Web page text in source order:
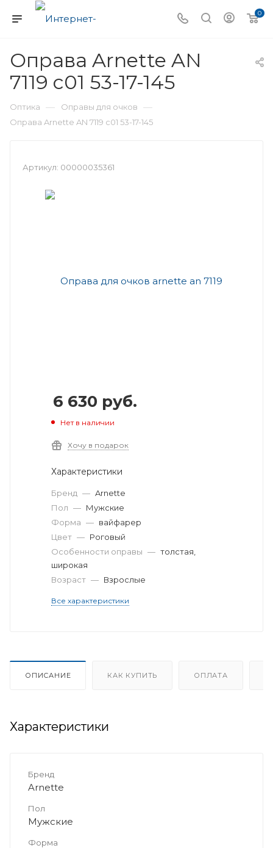
0
Оправа Arnette AN
7119 c01 53-17-145
Оптика — Оправы для очков —
Оправа Arnette AN 7119 c01 53-17-145
Артикул: 00000035361
6 630 руб.
Нет в наличии
Хочу в подарок
Характеристики
Бренд — Arnette
Пол — Мужские
Форма — вайфарер
Цвет — Роговый
Особенности оправы — толстая,
широкая
Возраст — Взрослые
Все характеристики
ОПИСАНИЕ КАК КУПИТЬ ОПЛАТА
Характеристики
Бренд
Arnette
Пол
Мужские
Форма